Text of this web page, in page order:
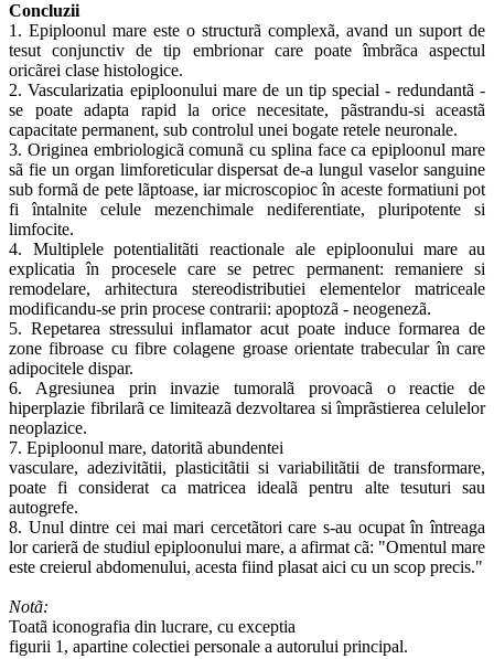
Concluzii
1. Epiploonul mare este o structurã complexã, avand un suport de
tesut conjunctiv de tip embrionar care poate îmbrãca aspectul
oricãrei clase histologice.
2. Vascularizatia epiploonului mare de un tip special - redundantã -
se poate adapta rapid la orice necesitate, pãstrandu-si aceastã
capacitate permanent, sub controlul unei bogate retele neuronale.
3. Originea embriologicã comunã cu splina face ca epiploonul mare
sã fie un organ limforeticular dispersat de-a lungul vaselor sanguine
sub formã de pete lãptoase, iar microscopioc în aceste formatiuni pot
fi întalnite celule mezenchimale nediferentiate, pluripotente si
limfocite.
4. Multiplele potentialitãti reactionale ale epiploonului mare au
explicatia în procesele care se petrec permanent: remaniere si
remodelare, arhitectura stereodistributiei elementelor matriceale
modificandu-se prin procese contrarii: apoptozã - neogenezã.
5. Repetarea stressului inflamator acut poate induce formarea de
zone fibroase cu fibre colagene groase orientate trabecular în care
adipocitele dispar.
6. Agresiunea prin invazie tumoralã provoacã o reactie de
hiperplazie fibrilarã ce limiteazã dezvoltarea si împrãstierea celulelor
neoplazice.
7. Epiploonul mare, datoritã abundentei
vasculare, adezivitãtii, plasticitãtii si variabilitãtii de transformare,
poate fi considerat ca matricea idealã pentru alte tesuturi sau
autogrefe.
8. Unul dintre cei mai mari cercetãtori care s-au ocupat în întreaga
lor carierã de studiul epiploonului mare, a afirmat cã: "Omentul mare
este creierul abdomenului, acesta fiind plasat aici cu un scop precis."
Notã:
Toatã iconografia din lucrare, cu exceptia
figurii 1, apartine colectiei personale a autorului principal.